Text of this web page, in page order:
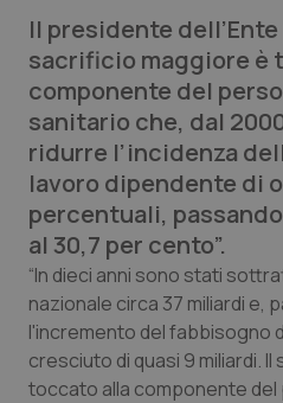
Lettere al direttore
Edizioni Regionali
QS Pro
Professionisti Sanitari.AI
Abruzzo
Basilicata
Calabria
QS Pro Gold
Artrite & artrosi
Asma & BPCO
QS Club Newsletter
Il presidente
sacrificio maggiore è
componente del
sanitario che, dal
ridurre l’incidenza
lavoro dipendente di
percentuali,
al 30,7 per cento”.
“In dieci anni sono stati
nazionale circa 37 miliardi e,
l'incremento del fabbisogno
cresciuto di quasi 9 miliardi.
toccato alla componente